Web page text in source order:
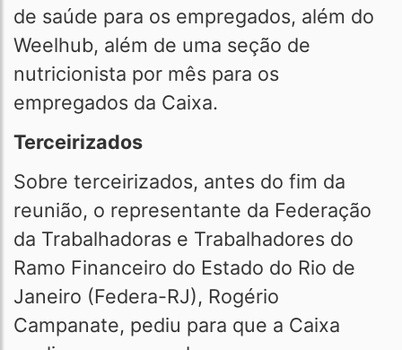
de saúde para os empregados, além do
Weelhub, além de uma seção de
nutricionista por mês para os
empregados da Caixa.
Terceirizados
Sobre terceirizados, antes do fim da
reunião, o representante da Federação
da Trabalhadoras e Trabalhadores do
Ramo Financeiro do Estado do Rio de
Janeiro (Federa-RJ), Rogério
Campanate, pediu para que a Caixa